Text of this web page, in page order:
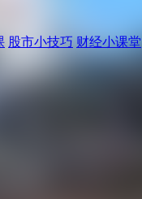
股市小技巧 财经小课堂